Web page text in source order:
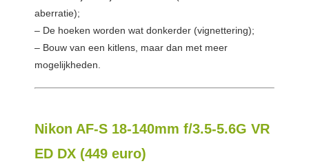
aberratie);
– De hoeken worden wat donkerder (vignettering);
– Bouw van een kitlens, maar dan met meer
mogelijkheden.
Nikon AF-S 18-140mm f/3.5-5.6G VR
ED DX (449 euro)